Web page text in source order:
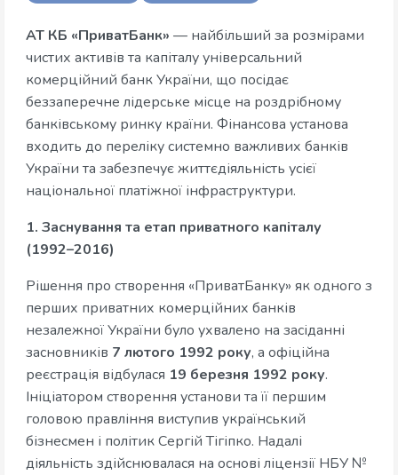
АТ КБ «ПриватБанк» — найбільший за розмірами
чистих активів та капіталу універсальний
комерційний банк України, що посідає
беззаперечне лідерське місце на роздрібному
банківському ринку країни. Фінансова установа
входить до переліку системно важливих банків
України та забезпечує життєдіяльність усієї
національної платіжної інфраструктури.
1. Заснування та етап приватного капіталу
(1992–2016)
Рішення про створення «ПриватБанку» як одного з
перших приватних комерційних банків
незалежної України було ухвалено на засіданні
засновників 7 лютого 1992 року, а офіційна
реєстрація відбулася 19 березня 1992 року.
Ініціатором створення установи та її першим
головою правління виступив український
бізнесмен і політик Сергій Тігіпко. Надалі
діяльність здійснювалася на основі ліцензії НБУ №